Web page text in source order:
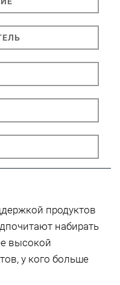
продуктов
набирать
высокой
у кого больше